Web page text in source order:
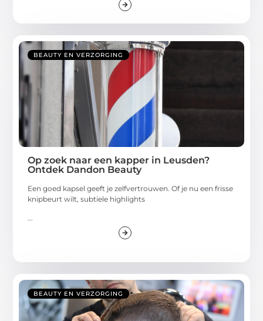
BEAUTY EN VERZORGING
Op zoek naar een kapper in Leusden?
Ontdek Dandon Beauty
Een goed kapsel geeft je zelfvertrouwen. Of je nu een frisse
knipbeurt wilt, subtiele highlights
...
BEAUTY EN VERZORGING